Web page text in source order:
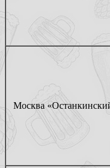
Москва